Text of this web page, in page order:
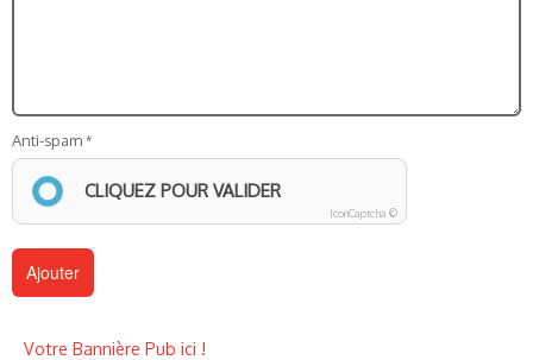
Anti-spam
CLIQUEZ POUR VALIDER
IconCaptcha ©
Votre Bannière Pub ici !